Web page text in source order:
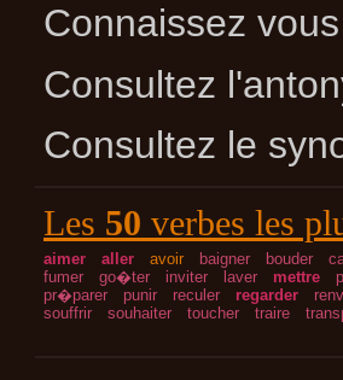
Connaissez
Consultez
Consultez le
Les 50 verbes les
aimer aller avoir baigner bouder
fumer
go�ter inviter laver mettre
pr�parer
punir reculer regarder
souffrir
souhaiter toucher traire